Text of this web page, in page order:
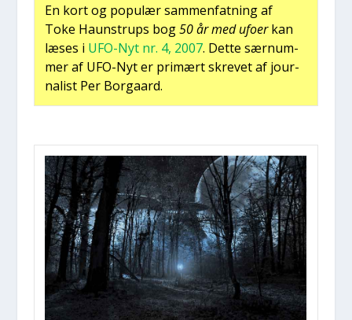
En kort og popu­lær sam­men­fat­ning af
Toke Haun­strups bog50 år med ufo­erkan
læses i UFO-Nyt nr. 4, 2007. Det­te sær­num­
mer af UFO-Nyt er pri­mært skre­vet af jour­
na­list Per Bor­gaard.